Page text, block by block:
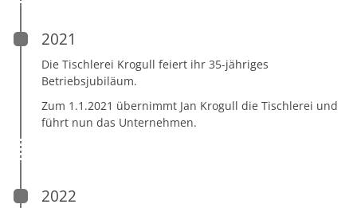
2021
Die Tischlerei Krogull feiert ihr 35-jähriges
Betriebsjubiläum.
Zum 1.1.2021 übernimmt Jan Krogull die Tischlerei und
führt nun das Unternehmen.
2022